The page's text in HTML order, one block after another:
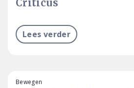
Criticus
Lees verder
Bewegen